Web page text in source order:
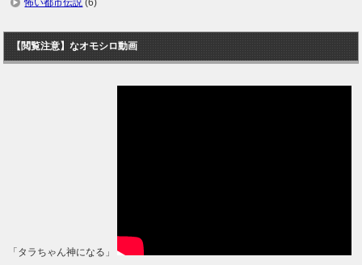
怖い都市伝説 (6)
【閲覧注意】なオモシロ動画
「タラちゃん神になる」